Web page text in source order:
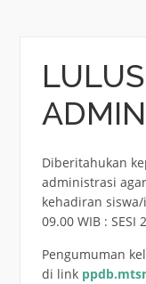
LULUS
Diberitahukan
administrasi
kehadiran siswa/
09.00 WIB :
Pengumuman
di link